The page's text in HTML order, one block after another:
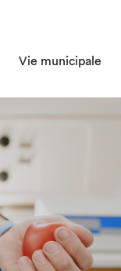
Vie municipale